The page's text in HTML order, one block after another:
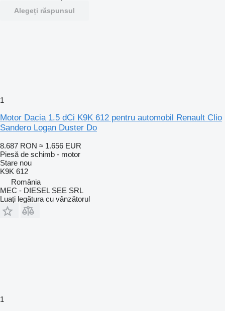
Alegeți răspunsul
1
Motor Dacia 1.5 dCi K9K 612 pentru automobil Renault Clio
Sandero Logan Duster Do
8.687 RON ≈ 1.656 EUR
Piesă de schimb - motor
Stare nou
K9K 612
România
MEC - DIESEL SEE SRL
Luați legătura cu vânzătorul
1